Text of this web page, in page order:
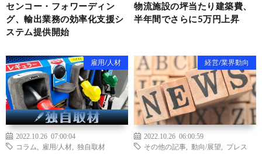
センコー・フォワーディン
グ、輸出業務の効率化支援シ
ステム提供開始
物流施設の坪当たり建築費、
半年間でさらに5万円上昇
雇用/人材
2022.10.26 07:00:04
コラム
雇用/人材 独自取材
経営/業界動向
2022.10.26 06:00:59
その他の記事
動向/展望
プレス